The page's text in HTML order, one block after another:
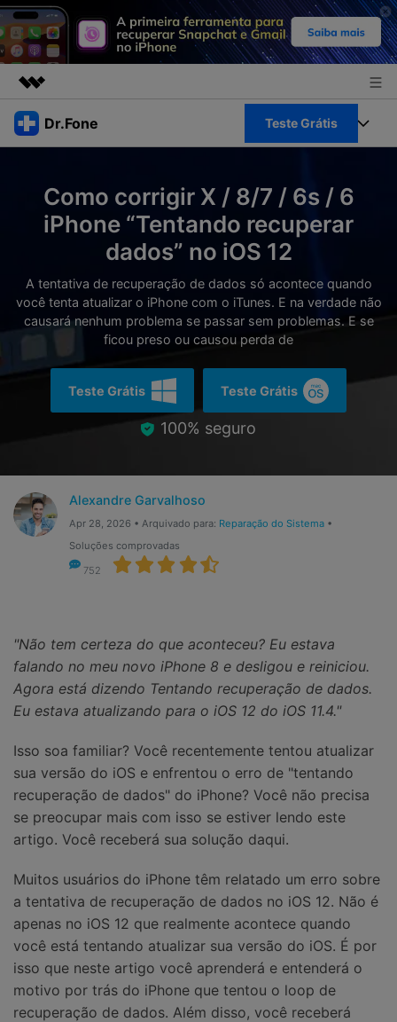
Produtos em destaque
Visão geral
Soluções
Sobre nós
Sala de imprensa
Loja
Dr.Fone Teste Grátis
Veja Toolkit Completo >
Productos
Para Celular
Ver Todos Os Aplicativos
Ações rápidas
Centro de Ajuda
Recursos
Transferir Dados
Proteção do celular
Encontre Mais Soluções
Entrar
Como corrigir X / 8/7 / 6s / 6
iPhone “Tentando recuperar
dados” no iOS 12
A tentativa de recuperação de dados só acontece quando
você tenta atualizar o iPhone com o iTunes. E na verdade não
causará nenhum problema se passar sem problemas. E se
ficou preso ou causou perda de
Teste Grátis Teste Grátis
100% seguro
Alexandre Garvalhoso
Apr 28, 2026 • Arquivado para: Reparação do Sistema•
Soluções comprovadas
752
"Não tem certeza do que aconteceu? Eu estava
falando no meu novo iPhone 8 e desligou e reiniciou.
Agora está dizendo Tentando recuperação de dados.
Eu estava atualizando para o iOS 12 do iOS 11.4."
Isso soa familiar? Você recentemente tentou atualizar
sua versão do iOS e enfrentou o erro de "tentando
recuperação de dados" do iPhone? Você não precisa
se preocupar mais com isso se estiver lendo este
artigo. Você receberá sua solução daqui.
Muitos usuários do iPhone têm relatado um erro sobre
a tentativa de recuperação de dados no iOS 12. Não é
apenas no iOS 12 que realmente acontece quando
você está tentando atualizar sua versão do iOS. É por
isso que neste artigo você aprenderá e entenderá o
motivo por trás do iPhone que tentou o loop de
recuperação de dados. Além disso, você receberá